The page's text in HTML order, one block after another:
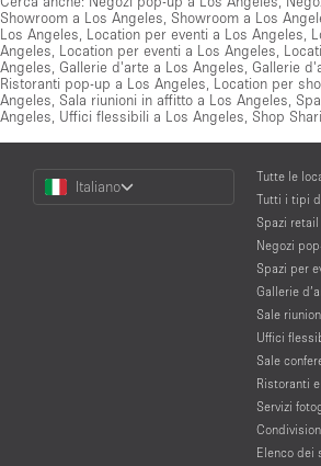
Showroom a Los Angeles Showroom a Los
Los Angeles Location per eventi a Los Angeles
Angeles Location per eventi a Los Angeles
Angeles Gallerie d'arte a Los Angeles Gallerie
Ristoranti pop-up a Los Angeles Location per
Angeles Sala riunioni in affitto a Los Angeles
Angeles Uffici flessibili a Los Angeles Shop
Choose
Language
Italiano
Tutte le
Tutti i tipi
Spazi
Negozi
Spazi per
Gallerie
Sale
Uffici
Sale
Ristoranti
Servizi
Elenco dei